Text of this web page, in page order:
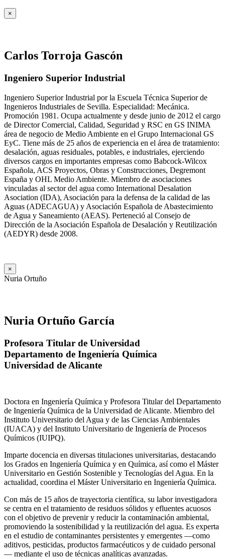
×
Carlos Torroja Gascón
Ingeniero Superior Industrial
Ingeniero Superior Industrial por la Escuela Técnica Superior de
Ingenieros Industriales de Sevilla. Especialidad: Mecánica.
Promoción 1981. Ocupa actualmente y desde junio de 2012 el cargo
de Director Comercial, Calidad, Seguridad y RSC en GS INIMA
área de negocio de Medio Ambiente en el Grupo Internacional GS
EyC. Tiene más de 25 años de experiencia en el área de tratamiento:
desalación, aguas residuales, potables, e industriales, ejerciendo
diversos cargos en importantes empresas como Babcock-Wilcox
Española, ACS Proyectos, Obras y Construcciones, Degremont
España y OHL Medio Ambiente. Miembro de asociaciones
vinculadas al sector del agua como International Desalation
Asociation (IDA), Asociación para la defensa de la calidad de las
Aguas (ADECAGUA) y Asociación Española de Abastecimiento
de Agua y Saneamiento (AEAS). Perteneció al Consejo de
Dirección de la Asociación Española de Desalación y Reutilización
(AEDYR) desde 2008.
×
Nuria Ortuño
Nuria Ortuño García
Profesora Titular de Universidad
Departamento de Ingeniería Química
Universidad de Alicante
Doctora en Ingeniería Química y Profesora Titular del Departamento
de Ingeniería Química de la Universidad de Alicante. Miembro del
Instituto Universitario del Agua y de las Ciencias Ambientales
(IUACA) y del Instituto Universitario de Ingeniería de Procesos
Químicos (IUIPQ).
Imparte docencia en diversas titulaciones universitarias, destacando
los Grados en Ingeniería Química y en Química, así como el Máster
Universitario en Gestión Sostenible y Tecnologías del Agua. En la
actualidad, coordina el Máster Universitario en Ingeniería Química.
Con más de 15 años de trayectoria científica, su labor investigadora
se centra en el tratamiento de residuos sólidos y efluentes acuosos
con el objetivo de prevenir y reducir la contaminación ambiental,
promoviendo la sostenibilidad y la reutilización del agua. Es experta
en el estudio de contaminantes persistentes y emergentes —como
aditivos, pesticidas, productos farmacéuticos y de cuidado personal
— mediante el uso de técnicas analíticas avanzadas.